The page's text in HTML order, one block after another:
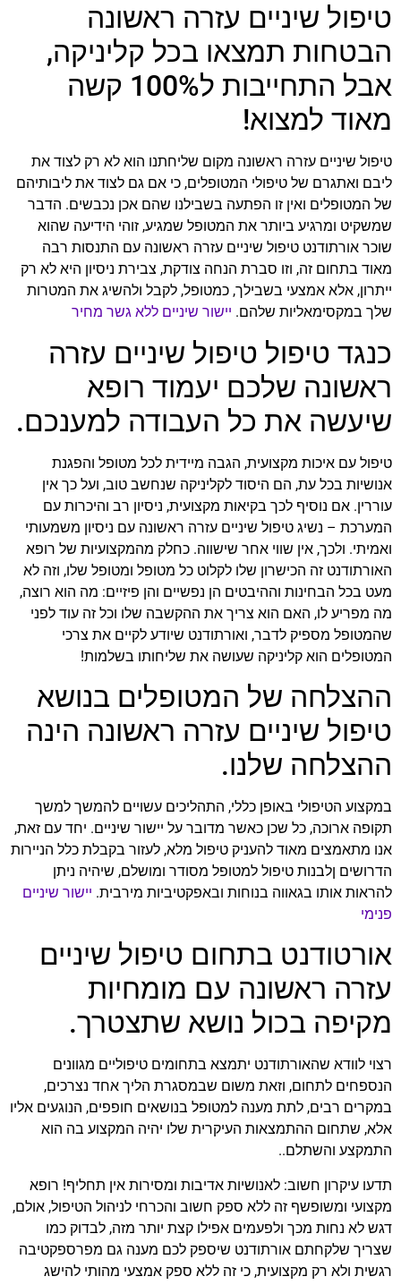
טיפול שיניים עזרה ראשונה
הבטחות תמצאו בכל קליניקה,
אבל התחייבות ל100% קשה
מאוד למצוא!
טיפול שיניים עזרה ראשונה מקום שליחתנו הוא לא רק לצוד את
ליבם ואתגרם של טיפולי המטופלים, כי אם גם לצוד את ליבותיהם
של המטופלים ואין זו הפתעה בשבילנו שהם אכן נכבשים. הדבר
שמשקיט ומרגיע ביותר את המטופל שמגיע, זוהי הידיעה שהוא
שוכר אורתודנט טיפול שיניים עזרה ראשונה עם התנסות רבה
מאוד בתחום זה, וזו סברת הנחה צודקת, צבירת ניסיון היא לא רק
ייתרון, אלא אמצעי בשבילך, כמטופל, לקבל ולהשיג את המטרות
שלך במקסימאליות שלהם. יישור שיניים ללא גשר מחיר
כנגד טיפול טיפול שיניים עזרה
ראשונה שלכם יעמוד רופא
שיעשה את כל העבודה למענכם.
טיפול עם איכות מקצועית, הגבה מיידית לכל מטופל והפגנת
אנושיות בכל עת, הם היסוד לקליניקה שנחשב טוב, ועל כך אין
עוררין. אם נוסיף לכך בקיאות מקצועית, ניסיון רב והיכרות עם
המערכת – נשיג טיפול שיניים עזרה ראשונה עם ניסיון משמעותי
ואמיתי. ולכך, אין שווי אחר שישווה. כחלק מהמקצועיות של רופא
האורתודנט זה הכישרון שלו לקלוט כל מטופל ומטופל שלו, וזה לא
מעט בכל הבחינות וההיבטים הן נפשיים והן פיזיים: מה הוא רוצה,
מה מפריע לו, האם הוא צריך את ההקשבה שלו וכל זה עוד לפני
שהמטופל מספיק לדבר, ואורתודנט שיודע לקיים את צרכי
המטופלים הוא קליניקה שעושה את שליחותו בשלמות!
ההצלחה של המטופלים בנושא
טיפול שיניים עזרה ראשונה הינה
ההצלחה שלנו.
במקצוע הטיפולי באופן כללי, התהליכים עשויים להמשך למשך
תקופה ארוכה, כל שכן כאשר מדובר על יישור שיניים. יחד עם זאת,
אנו מתאמצים מאוד להעניק טיפול מלא, לעזור בקבלת כלל הניירות
הדרושים ןלבנות טיפול למטופל מסודר ומושלם, שיהיה ניתן
להראות אותו בגאווה בנוחות ובאפקטיביות מירבית. יישור שיניים
פנימי
אורטודנט בתחום טיפול שיניים
עזרה ראשונה עם מומחיות
מקיפה בכול נושא שתצטרך.
רצוי לוודא שהאורתודנט יתמצא בתחומים טיפוליים מגוונים
הנספחים לתחום, וזאת משום שבמסגרת הליך אחד נצרכים,
במקרים רבים, לתת מענה למטופל בנושאים חופפים, הנוגעים אליו
אלא, שתחום ההתמצאות העיקרית שלו יהיה המקצוע בה הוא
התמקצע והשתלם..
תדעו עיקרון חשוב: לאנושיות אדיבות ומסירות אין תחליף! רופא
מקצועי ומשופשף זה ללא ספק חשוב והכרחי לניהול הטיפול, אולם,
דגש לא נחות מכך ולפעמים אפילו קצת יותר מזה, לבדוק כמו
שצריך שלקחתם אורתודנט שיספק לכם מענה גם מפרספקטיבה
רגשית ולא רק מקצועית, כי זה ללא ספק אמצעי מהותי להישג